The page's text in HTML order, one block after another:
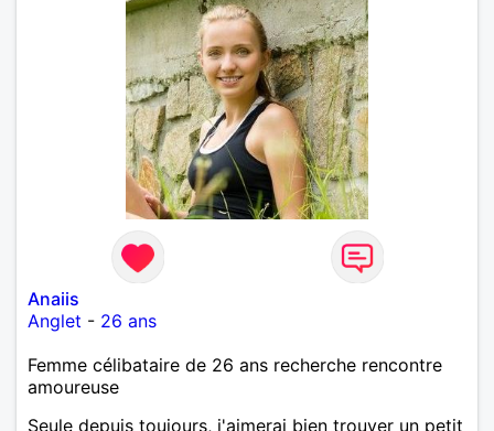
Anaiis
Anglet - 26 ans
Femme célibataire de 26 ans recherche rencontre
amoureuse
Seule depuis toujours, j'aimerai bien trouver un petit